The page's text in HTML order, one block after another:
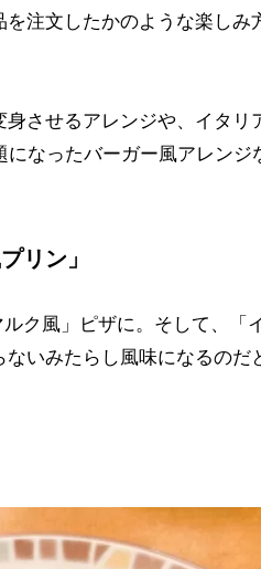
注文したかのような楽しみ
させるアレンジや、イタリ
なったバーガー風アレンジ
リン」
ク風」ピザに。そして、「
いみたらし風味になるのだ